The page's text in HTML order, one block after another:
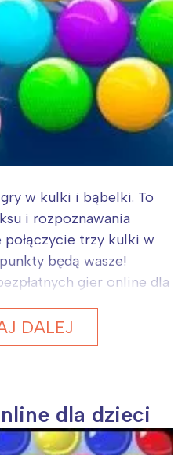
w kulki i bąbelki. To
i rozpoznawania
trzy kulki w
będą wasze!
gier online dla
DALEJ
dla dzieci